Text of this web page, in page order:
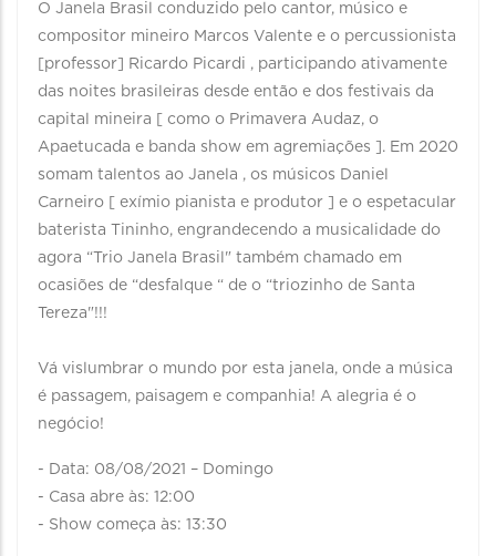
O Janela Brasil conduzido pelo cantor, músico e
compositor mineiro Marcos Valente e o percussionista
[professor] Ricardo Picardi , participando ativamente
das noites brasileiras desde então e dos festivais da
capital mineira [ como o Primavera Audaz, o
Apaetucada e banda show em agremiações ]. Em 2020
somam talentos ao Janela , os músicos Daniel
Carneiro [ exímio pianista e produtor ] e o espetacular
baterista Tininho, engrandecendo a musicalidade do
agora “Trio Janela Brasil" também chamado em
ocasiões de “desfalque “ de o “triozinho de Santa
Tereza"!!!
Vá vislumbrar o mundo por esta janela, onde a música
é passagem, paisagem e companhia! A alegria é o
negócio!
- Data: 08/08/2021 – Domingo
- Casa abre às: 12:00
- Show começa às: 13:30